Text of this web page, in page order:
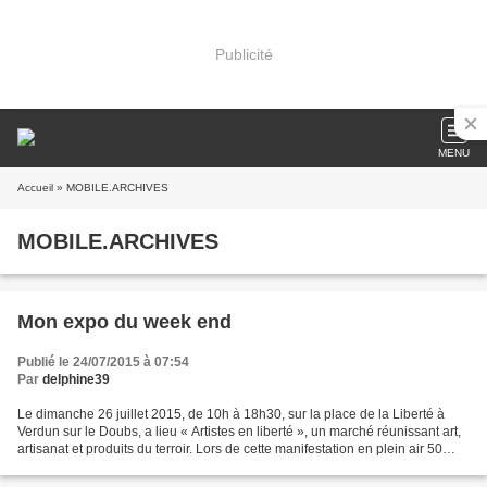
Publicité
MENU
Accueil » MOBILE.ARCHIVES
MOBILE.ARCHIVES
Mon expo du week end
Publié le 24/07/2015 à 07:54
Par delphine39
Le dimanche 26 juillet 2015, de 10h à 18h30, sur la place de la Liberté à
Verdun sur le Doubs, a lieu « Artistes en liberté », un marché réunissant art,
artisanat et produits du terroir. Lors de cette manifestation en plein air 50